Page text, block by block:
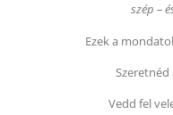
szép –
Ezek a
Szeretnéd
Vedd fel